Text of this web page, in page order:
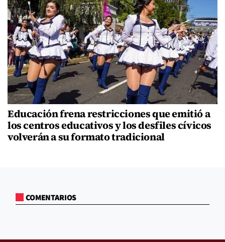
Educación frena restricciones que emitió a
los centros educativos y los desfiles cívicos
volverán a su formato tradicional
COMENTARIOS